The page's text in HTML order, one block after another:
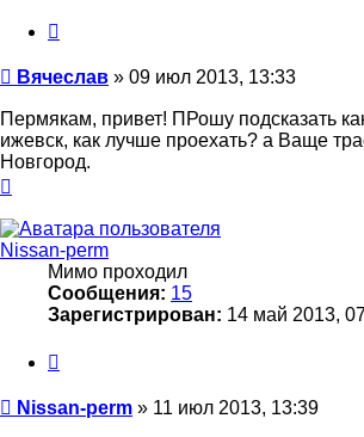
Сообщение
Вячеслав » 09 июл 2013, 13:33
Пермякам, привет! ПРошу подсказать
ижевск, как лучше проехать? а Ваще
Новгород.
началу
Nissan-perm
Мимо проходил
Сообщения: 15
Зарегистрирован: 14 май 2013,
Сообщение
Nissan-perm » 11 июл 2013, 13:39